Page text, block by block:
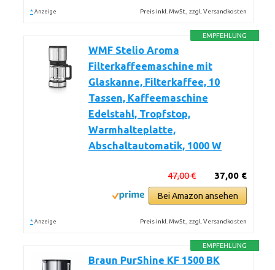
* Anzeige Preis inkl. MwSt., zzgl. Versandkosten
EMPFEHLUNG
WMF Stelio Aroma
Filterkaffeemaschine mit
Glaskanne, Filterkaffee, 10
Tassen, Kaffeemaschine
Edelstahl, Tropfstop,
Warmhalteplatte,
Abschaltautomatik, 1000 W
37,00 €
47,00 €
Bei Amazon ansehen
* Anzeige Preis inkl. MwSt., zzgl. Versandkosten
EMPFEHLUNG
Braun PurShine KF 1500 BK